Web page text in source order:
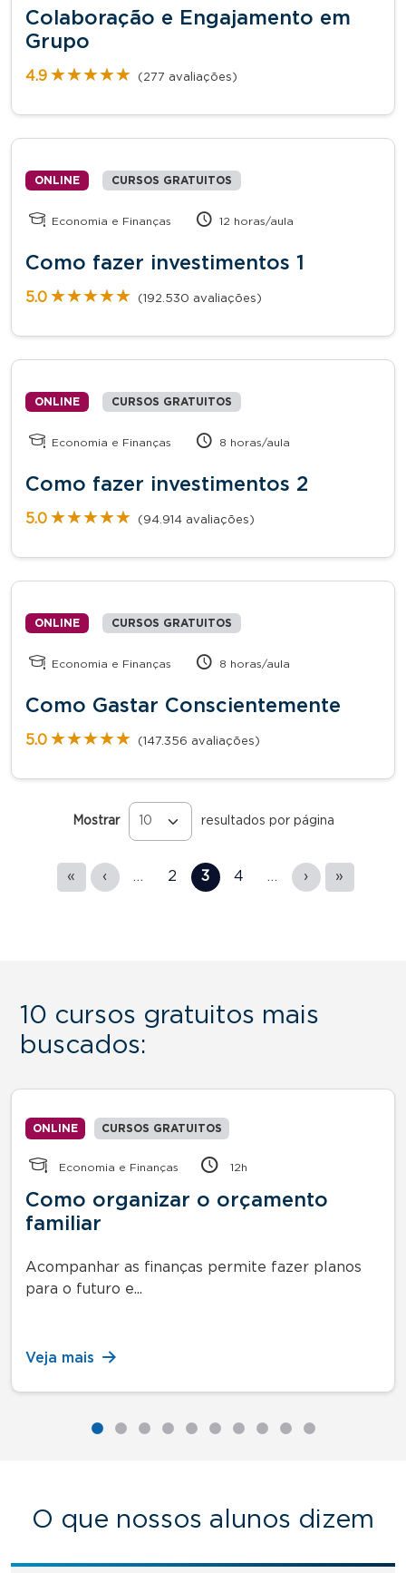
Colaboração e Engajamento em
Grupo
4.9 ★★★★★
★★★★★ (277 avaliações)
ONLINE CURSOS GRATUITOS
Economia e Finanças 12 horas/aula
Como fazer investimentos 1
5.0 ★★★★★
★★★★★ (192.530 avaliações)
ONLINE CURSOS GRATUITOS
Economia e Finanças 8 horas/aula
Como fazer investimentos 2
5.0 ★★★★★
★★★★★ (94.914 avaliações)
ONLINE CURSOS GRATUITOS
Economia e Finanças 8 horas/aula
Como Gastar Conscientemente
5.0 ★★★★★
★★★★★ (147.356 avaliações)
Mostrar resultados por página
Páginas
« ‹ … 2 3 4 … › »
10 cursos gratuitos mais
buscados:
ONLINE CURSOS GRATUITOS
Economia e Finanças 12h
Como organizar o orçamento
familiar
Acompanhar as finanças permite fazer planos
para o futuro e...
Veja mais
O que nossos alunos dizem